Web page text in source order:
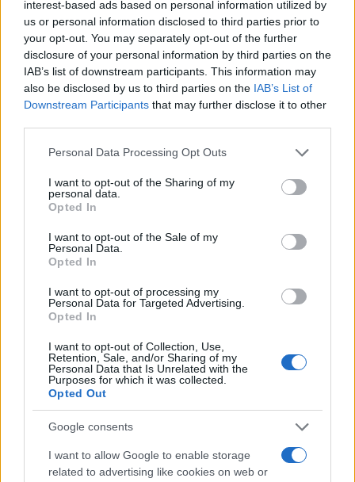
interest-based ads based on personal information utilized by
us or personal information disclosed to third parties prior to
your opt-out. You may separately opt-out of the further
disclosure of your personal information by third parties on the
IAB’s list of downstream participants. This information may
also be disclosed by us to third parties on the IAB’s List of
Downstream Participants that may further disclose it to other
Please note that this website/app uses one or more Google
not limited to your visit or usage behaviour. You may click to
grant or deny consent to Google and its third-party tags to
use your data for below specified purposes in below Google
consent section.
Personal Data Processing Opt Outs
I want to opt-out of the Sharing of my
personal data.
Opted In
I want to opt-out of the Sale of my
Personal Data.
Opted In
I want to opt-out of processing my
Personal Data for Targeted Advertising.
Opted In
I want to opt-out of Collection, Use,
Retention, Sale, and/or Sharing of my
Personal Data that Is Unrelated with the
Purposes for which it was collected.
Opted Out
Google consents
I want to allow Google to enable storage
related to advertising like cookies on web or
Ακολουθήστε το Νewsit.gr στοGoogle News και
ενημερωθείτε πρώτοι για όλη την ειδησεογραφία και τα
τελευταία νέατης ημέρας
Πιο δημοφιλή
Αριστοτέλης Δαμίγος: Στο Αποτεφρωτήριο
σύνδεσμο του ελικοπτέρου που έπεσε στην
Ψάθα
που έζησε και πώς είδε τον Χριστό μπροστά
της: «Ήταν ό,τι πιο όμορφο έχω δει στη ζωή
μου»
Ο Γιάννης Φακίνος αποκάλυψε πώς έγινε
viral το τραγούδι του «Λογαριασμός» που
ερμηνεύει η Κατερίνα Λιόλιου
Σέρρες: Βίντεο ντοκουμέντο από το
τροχαίο με νεκρούς μητέρα και γιο – Ο
οδηγός του φορτηγού κατέγραψε τη
σύγκρουση
Έρχεται τριήμερο με 40άρια και ισχυρά
μελτέμια - Οι περιοχές που θα είναι πιο